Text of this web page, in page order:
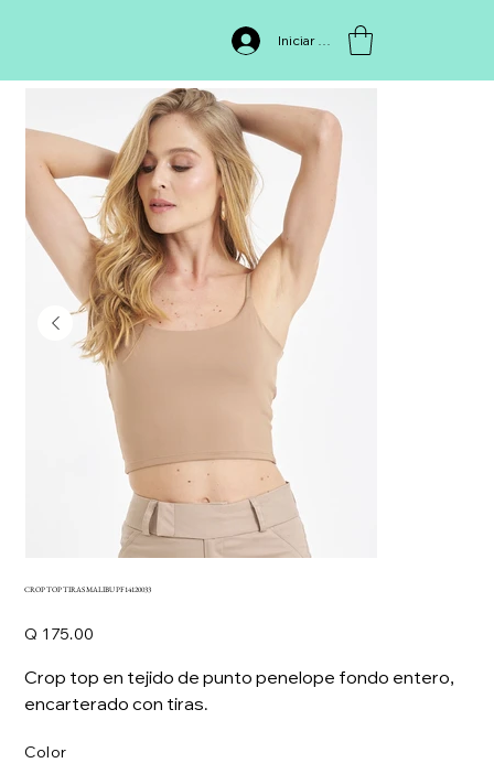
Iniciar sesión
CROP TOP TIRAS MALIBU PF14120033
CROP TOP TIRAS MALIBU PF14120033
Q 175.00
Crop top en tejido de punto penelope fondo entero,
encarterado con tiras.
Color